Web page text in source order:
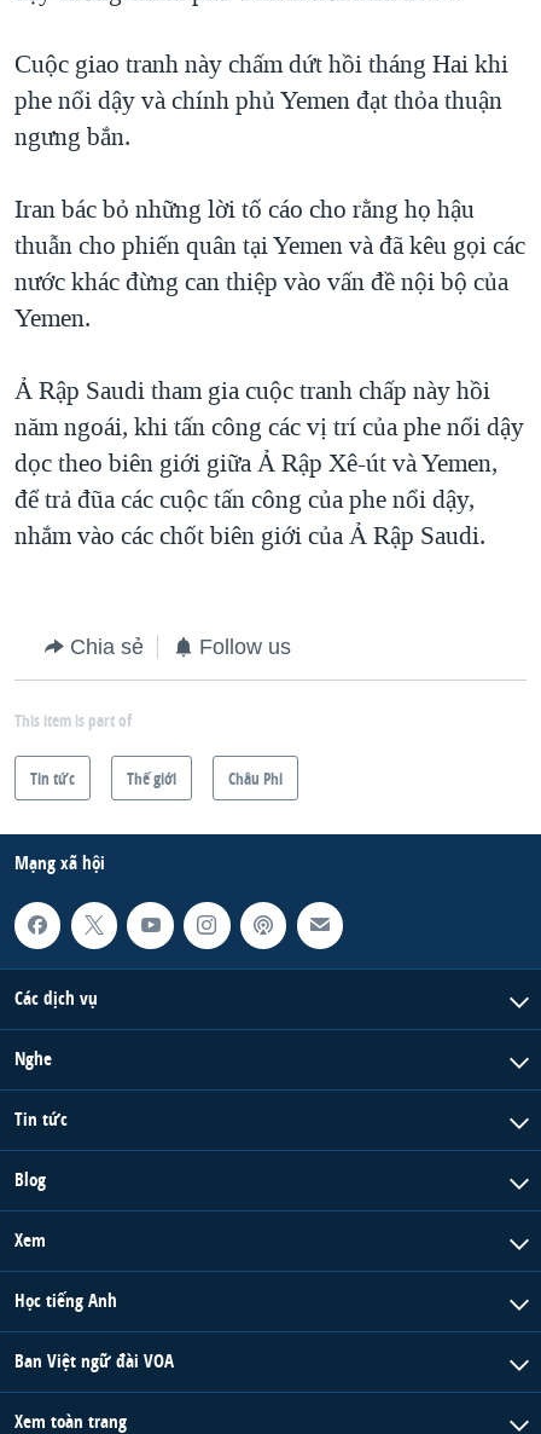
Cuộc giao tranh này chấm dứt hồi tháng Hai khi
phe nổi dậy và chính phủ Yemen đạt thỏa thuận
ngưng bắn.
Iran bác bỏ những lời tố cáo cho rằng họ hậu
thuẫn cho phiến quân tại Yemen và đã kêu gọi các
nước khác đừng can thiệp vào vấn đề nội bộ của
Yemen.
Ả Rập Saudi tham gia cuộc tranh chấp này hồi
năm ngoái, khi tấn công các vị trí của phe nổi dậy
dọc theo biên giới giữa Ả Rập Xê-út và Yemen,
để trả đũa các cuộc tấn công của phe nổi dậy,
nhắm vào các chốt biên giới của Ả Rập Saudi.
Chia sẻ Follow us
This item is part of
Tin tức Thế giới Châu Phi
Mạng xã hội
Các dịch vụ
Nghe
Tin tức
Blog
Xem
Học tiếng Anh
Ban Việt ngữ đài VOA
Xem toàn trang